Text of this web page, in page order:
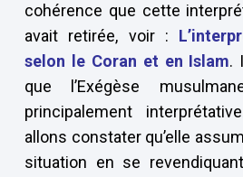
cohérence que cette
avait retirée, voir :
selon le Coran et en Islam.
que l’Exégèse
principalement
allons constater qu’elle
situation en se